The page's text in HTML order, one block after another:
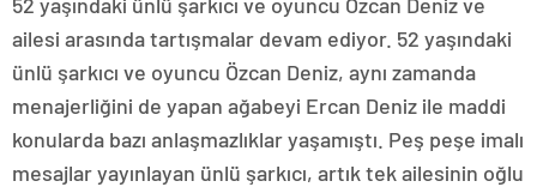
ailesi arasında tartışmalar devam ediyor. 52 yaşındaki
ünlü şarkıcı ve oyuncu Özcan Deniz, aynı zamanda
menajerliğini de yapan ağabeyi Ercan Deniz ile maddi
konularda bazı anlaşmazlıklar yaşamıştı. Peş peşe imalı
mesajlar yayınlayan ünlü şarkıcı, artık tek ailesinin oğlu